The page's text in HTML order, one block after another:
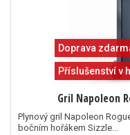
Doprava
Příslušenství v
Gril Napoleon
Plynový gril Napoleon
bočním hořákem Sizzle...